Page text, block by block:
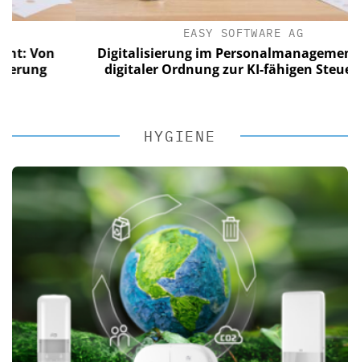
EASY SOFTWARE AG
Digitalisierung im Personalmanagement: Von
digitaler Ordnung zur KI-fähigen Steuerung
HYGIENE